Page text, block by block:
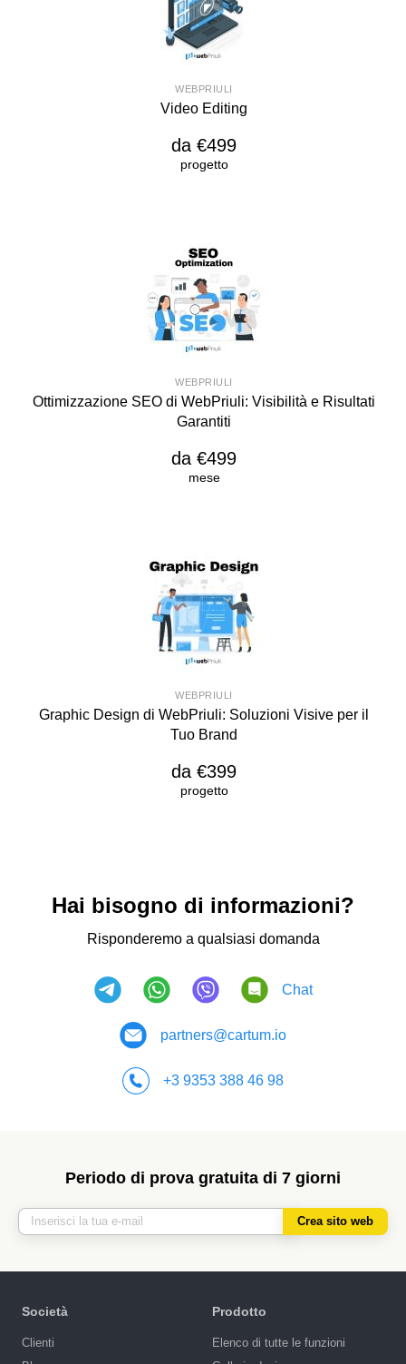
WEBPRIULI
Video Editing
da €499
progetto
WEBPRIULI
Ottimizzazione SEO di WebPriuli: Visibilità e Risultati
Garantiti
da €499
mese
WEBPRIULI
Graphic Design di WebPriuli: Soluzioni Visive per il
Tuo Brand
da €399
progetto
Hai bisogno di informazioni?
Risponderemo a qualsiasi domanda
Chat
partners@cartum.io
+3 9353 388 46 98
Periodo di prova gratuita di 7 giorni
Crea sito web
Società
Сlienti
Prodotto
Elenco di tutte le funzioni